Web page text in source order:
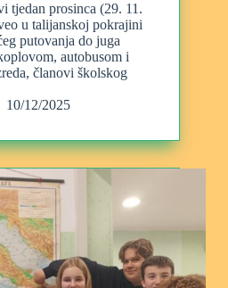
tjedan prosinca (29. 11.
u talijanskoj pokrajini
putovanja do juga
autobusom i
članovi školskog
10/12/2025